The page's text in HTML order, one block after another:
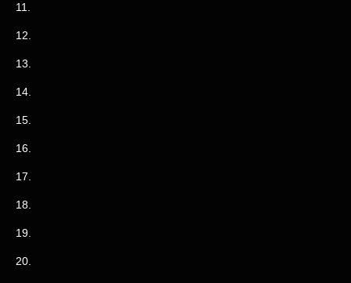
11.
12.
13.
14.
15.
16.
17.
18.
19.
20.